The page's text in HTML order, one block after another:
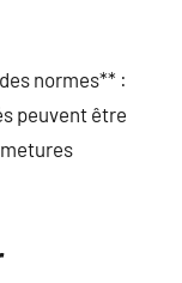
normes** :
peuvent être